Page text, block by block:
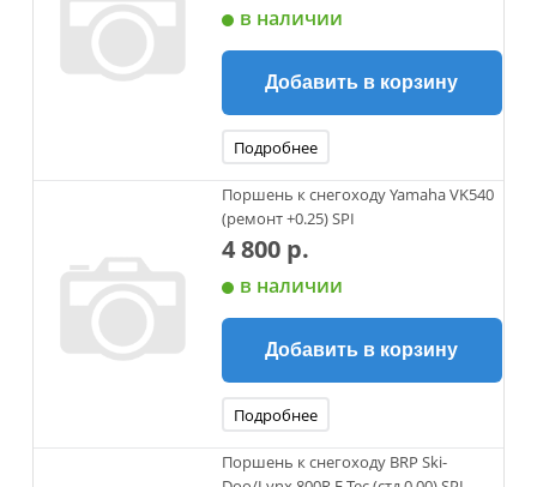
в наличии
Добавить в корзину
Подробнее
Поршень к снегоходу Yamaha VK540
(ремонт +0.25) SPI
4 800 р.
в наличии
Добавить в корзину
Подробнее
Поршень к снегоходу BRP Ski-